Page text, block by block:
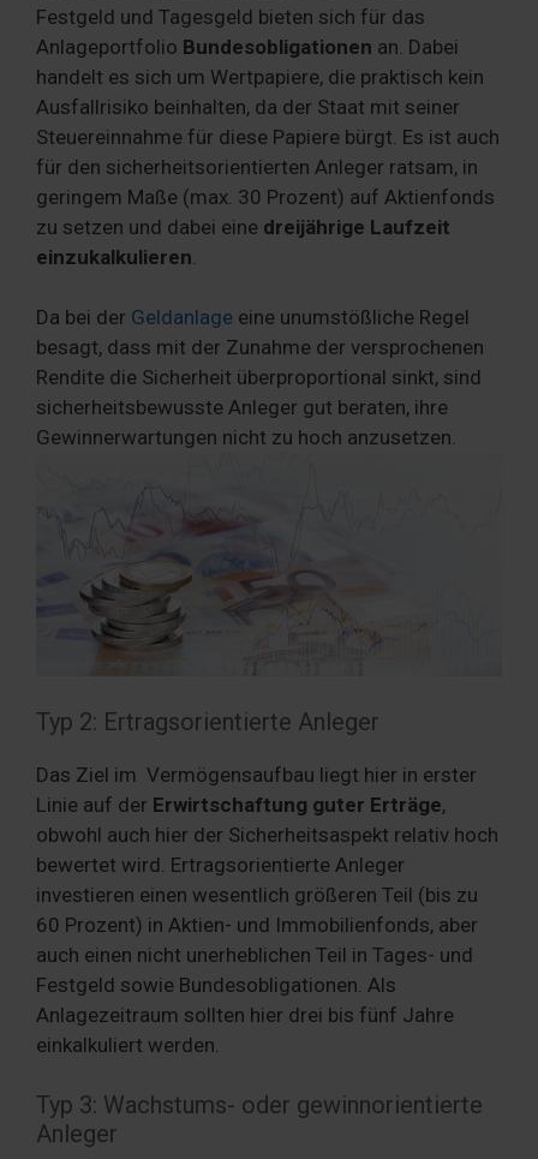
Festgeld und Tagesgeld bieten sich für das
Anlageportfolio Bundesobligationen an. Dabei
handelt es sich um Wertpapiere, die praktisch kein
Ausfallrisiko beinhalten, da der Staat mit seiner
Steuereinnahme für diese Papiere bürgt. Es ist auch
für den sicherheitsorientierten Anleger ratsam, in
geringem Maße (max. 30 Prozent) auf Aktienfonds
zu setzen und dabei eine dreijährige Laufzeit
einzukalkulieren
Da bei der Geldanlage eine unumstößliche Regel
besagt, dass mit der Zunahme der versprochenen
Rendite die Sicherheit überproportional sinkt, sind
sicherheitsbewusste Anleger gut beraten, ihre
Gewinnerwartungen nicht zu hoch anzusetzen.
Typ 2: Ertragsorientierte Anleger
Das Ziel im Vermögensaufbau liegt hier in erster
Linie auf der Erwirtschaftung guter Erträge,
obwohl auch hier der Sicherheitsaspekt relativ hoch
bewertet wird. Ertragsorientierte Anleger
investieren einen wesentlich größeren Teil (bis zu
60 Prozent) in Aktien- und Immobilienfonds, aber
auch einen nicht unerheblichen Teil in Tages- und
Festgeld sowie Bundesobligationen. Als
Anlagezeitraum sollten hier drei bis fünf Jahre
einkalkuliert werden.
Typ 3: Wachstums- oder gewinnorientierte
Anleger